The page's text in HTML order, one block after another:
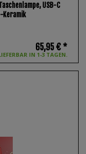
USB-C
Keramik
IN 1-3 TAGEN.
65,95 € *